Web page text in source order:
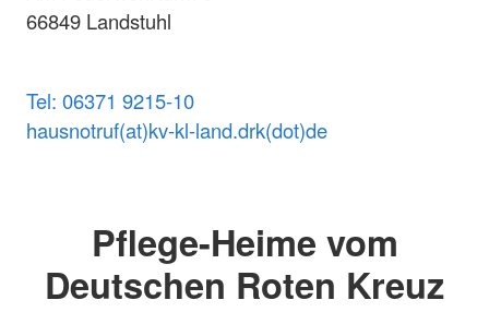
66849 Landstuhl
Tel: 06371 9215-10
hausnotruf(at)kv-kl-land.drk(dot)de
Pflege-Heime vom
Deutschen Roten Kreuz